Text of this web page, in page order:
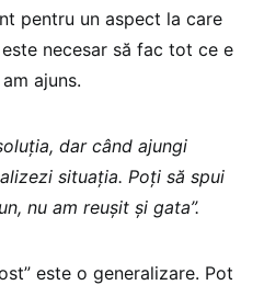
pentru un aspect la care
necesar să fac tot ce e
ajuns.
dar când ajungi
situația. Poți să spui
nu am reușit și gata”.
este o generalizare. Pot